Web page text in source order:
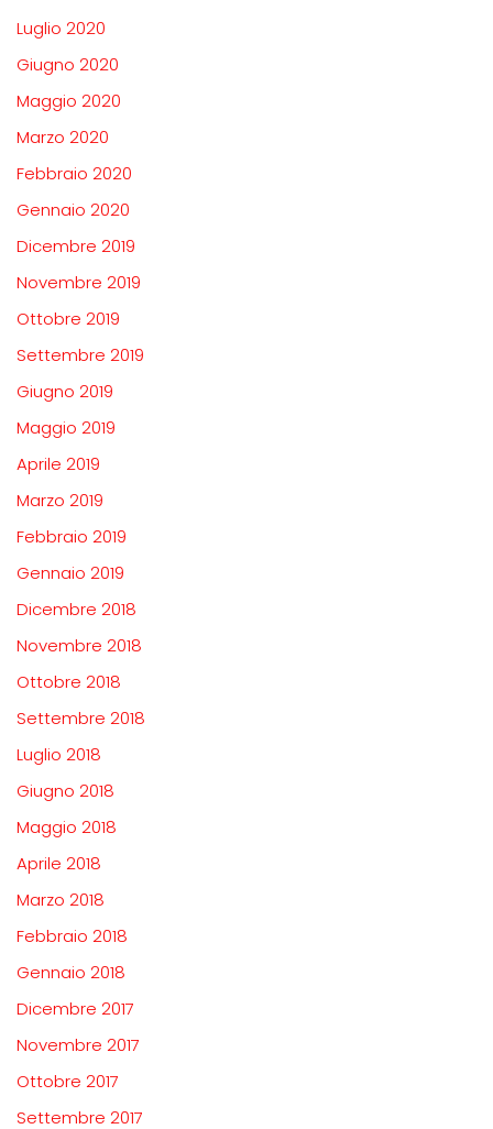
Luglio 2020
Giugno 2020
Maggio 2020
Marzo 2020
Febbraio 2020
Gennaio 2020
Dicembre 2019
Novembre 2019
Ottobre 2019
Settembre 2019
Giugno 2019
Maggio 2019
Aprile 2019
Marzo 2019
Febbraio 2019
Gennaio 2019
Dicembre 2018
Novembre 2018
Ottobre 2018
Settembre 2018
Luglio 2018
Giugno 2018
Maggio 2018
Aprile 2018
Marzo 2018
Febbraio 2018
Gennaio 2018
Dicembre 2017
Novembre 2017
Ottobre 2017
Settembre 2017